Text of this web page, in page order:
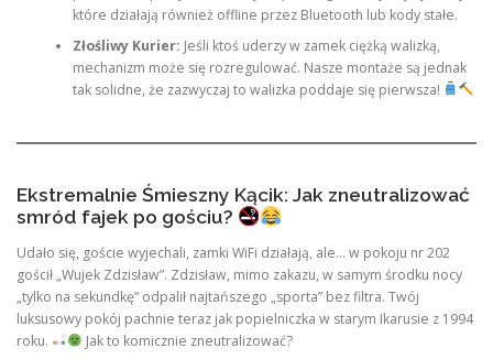
które działają również offline przez Bluetooth lub kody stałe.
Złośliwy Kurier: Jeśli ktoś uderzy w zamek ciężką walizką,
mechanizm może się rozregulować. Nasze montaże są jednak
tak solidne, że zazwyczaj to walizka poddaje się pierwsza!
Ekstremalnie Śmieszny Kącik: Jak zneutralizować
smród fajek po gościu?
Udało się, goście wyjechali, zamki WiFi działają, ale… w pokoju nr 202
gościł „Wujek Zdzisław”. Zdzisław, mimo zakazu, w samym środku nocy
„tylko na sekundkę” odpalił najtańszego „sporta” bez filtra. Twój
luksusowy pokój pachnie teraz jak popielniczka w starym Ikarusie z 1994
roku.
Jak to komicznie zneutralizować?